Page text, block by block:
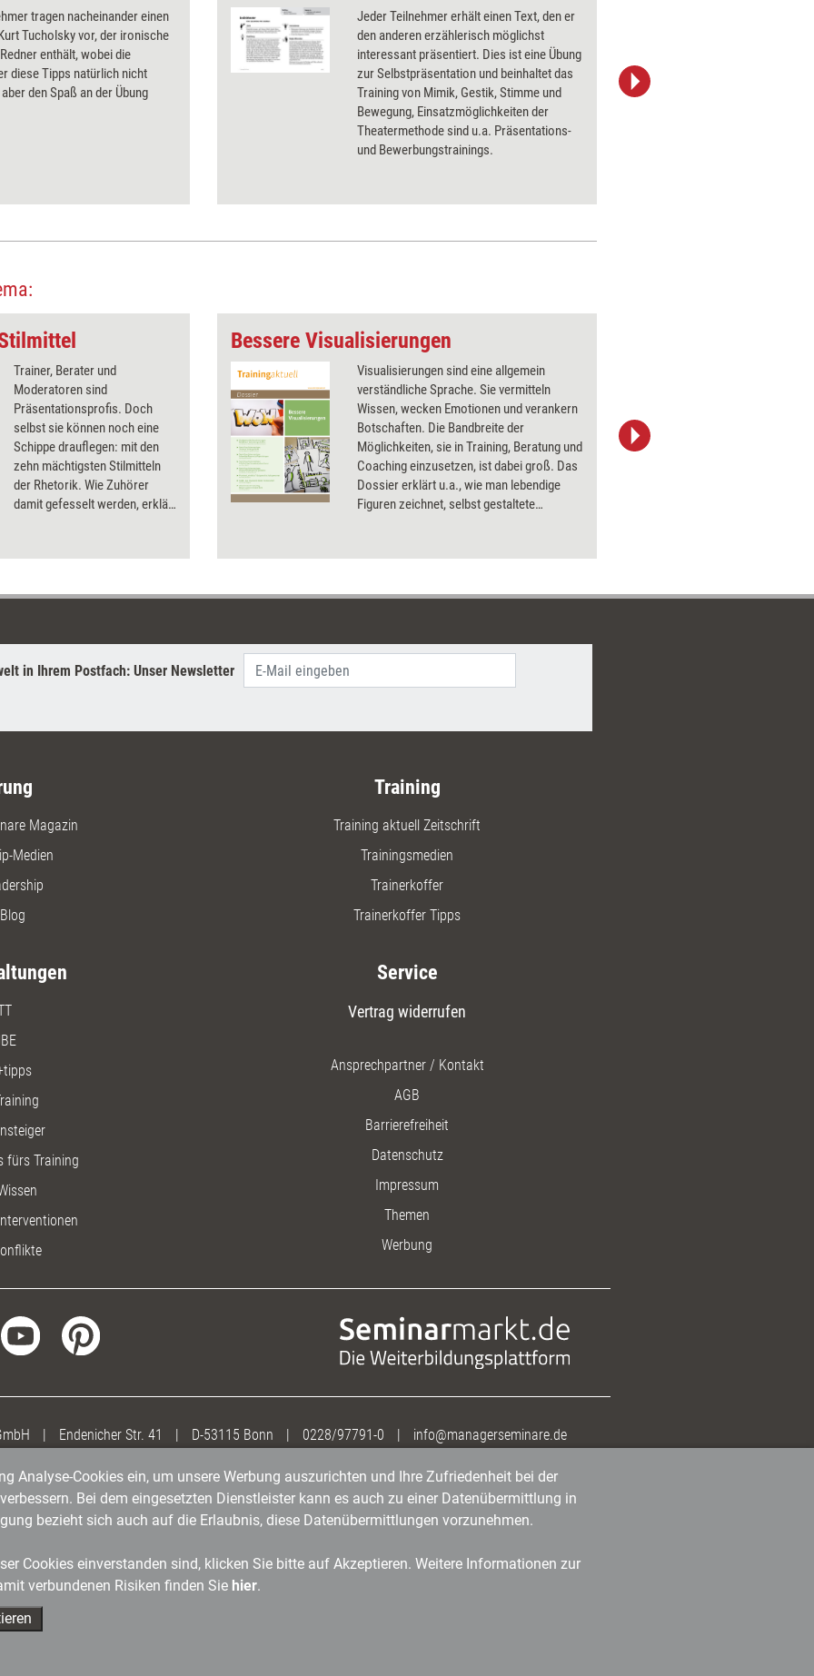
tragen nacheinander einen
Tucholsky vor, der ironische
enthält, wobei die
diese Tipps natürlich nicht
den Spaß an der Übung
Jeder Teilnehmer erhält einen Text, den er
den anderen erzählerisch möglichst
interessant präsentiert. Dies ist eine Übung
zur Selbstpräsentation und beinhaltet das
Training von Mimik, Gestik, Stimme und
Bewegung, Einsatzmöglichkeiten der
Theatermethode sind u.a. Präsentations-
und Bewerbungstrainings.
Trainer, Berater und
Moderatoren sind
Präsentationsprofis. Doch
selbst sie können noch eine
Schippe drauflegen: mit den
zehn mächtigsten Stilmitteln
der Rhetorik. Wie Zuhörer
damit gefesselt werden, erklärt
Bessere Visualisierungen
Visualisierungen sind eine allgemein
verständliche Sprache. Sie vermitteln
Wissen, wecken Emotionen und verankern
Botschaften. Die Bandbreite der
Möglichkeiten, sie in Training, Beratung und
Coaching einzusetzen, ist dabei groß. Das
Dossier erklärt u.a., wie man lebendige
Figuren zeichnet, selbst gestaltete
verbessert.
in Ihrem Postfach: Unser Newsletter
Magazin
Medien
Training
Training aktuell Zeitschrift
Trainingsmedien
Trainerkoffer
Trainerkoffer Tipps
fürs Training
Service
Vertrag widerrufen
Ansprechpartner / Kontakt
AGB
Barrierefreiheit
Datenschutz
Impressum
Themen
Werbung
| Endenicher Str. 41 | D-53115 Bonn | 0228/97791-0 | info@managerseminare.de
Analyse-Cookies ein, um unsere Werbung auszurichten und Ihre Zufriedenheit bei der
Bei dem eingesetzten Dienstleister kann es auch zu einer Datenübermittlung in
bezieht sich auch auf die Erlaubnis, diese Datenübermittlungen vorzunehmen.
Cookies einverstanden sind, klicken Sie bitte auf Akzeptieren. Weitere Informationen zur
verbundenen Risiken finden Sie hier.